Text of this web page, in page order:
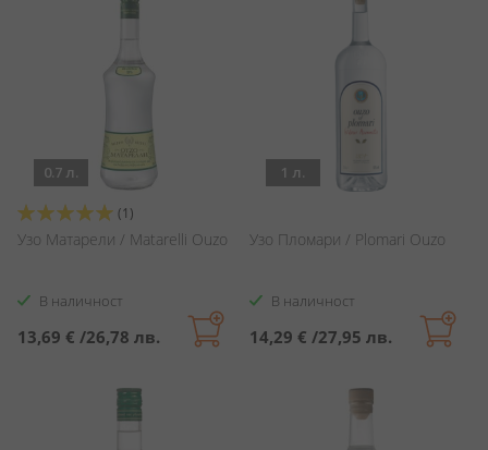
0.7 л.
Оценка:
100%
(1)
Узо Матарели / Matarelli Ouzo
В наличност
13,69 € /26,78 лв.
1 л.
Узо Пломари / Plomari Ouzo
В наличност
14,29 € /27,95 лв.